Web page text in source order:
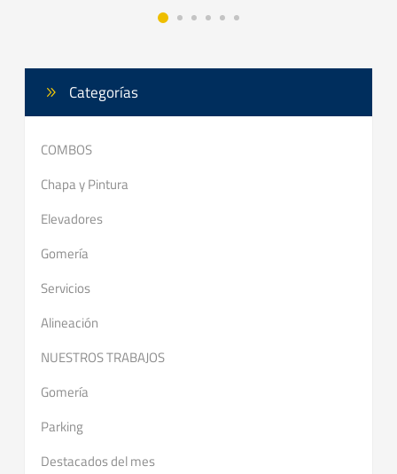
Categorías
COMBOS
Chapa y Pintura
Elevadores
Gomería
Servicios
Alineación
NUESTROS TRABAJOS
Gomería
Parking
Destacados del mes